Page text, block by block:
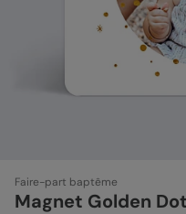
Faire-part baptême
Magnet Golden